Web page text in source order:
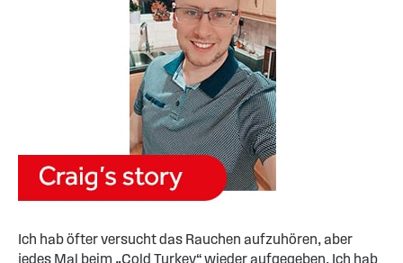
Ich hab öfter versucht das Rauchen aufzuhören, aber
jedes Mal beim „Cold Turkey“ wieder aufgegeben. Ich hab